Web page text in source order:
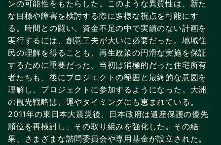
ンの可能性をもたらした。このような異質性は、新た
な目標や障害を検討する際に多様な視点を可能にす
る。時間との闘い、資金不足の中で実績のない計画を
実行するには、創意工夫が大いに必要だった。地域住
民の理解を得ることも、再生政策の円滑な実施を保証
するために重要だった。当初は消極的だった住宅所有
者たちも、後にプロジェクトの範囲と最終的な意図を
理解し、プロジェクトに参加するようになった。大洲
の観光戦略は、運やタイミングにも恵まれている。
2011年の東日本大震災後、日本政府は遺産保護の優先
順位を再検討し、その取り組みを強化した。その結
果、さまざまな諮問委員会や専用基金が設立された。